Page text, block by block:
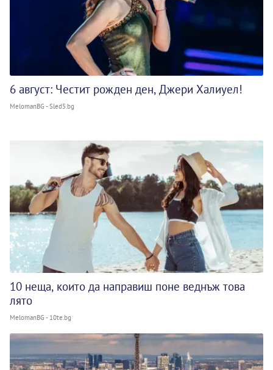
6 август: Честит рожден ден, Джери Халиуел!
MelomanBG - Sled5.bg
10 неща, които да направиш поне веднъж това
лято
MelomanBG - 10te.bg